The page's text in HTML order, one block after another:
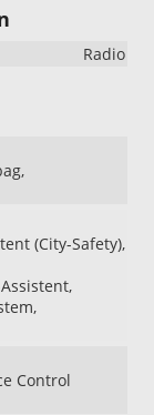
Radio
(City-Safety),
Control